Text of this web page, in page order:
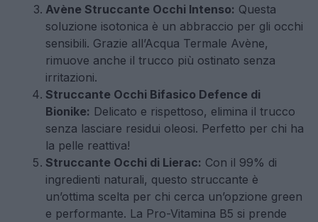
Avène Struccante Occhi Intenso: Questa
soluzione isotonica è un abbraccio per gli occhi
sensibili. Grazie all’Acqua Termale Avène,
rimuove anche il trucco più ostinato senza
irritazioni.
Struccante Occhi Bifasico Defence di
Bionike: Delicato e rispettoso, elimina il trucco
senza lasciare residui oleosi. Perfetto per chi ha
la pelle reattiva!
Struccante Occhi di Lierac: Con il 99% di
ingredienti naturali, questo struccante è
un’ottima scelta per chi cerca un’opzione green
e performante. La Pro-Vitamina B5 si prende